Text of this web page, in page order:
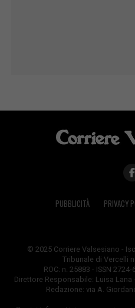
PUBBLICITÀ PRIVACY
© 2025 Corriere Valsesiano -
Tribunale di Vercelli
ROC: n. 25883 - ISSN
Direttore Responsabile: Luisa Lana
Redazione: via A.